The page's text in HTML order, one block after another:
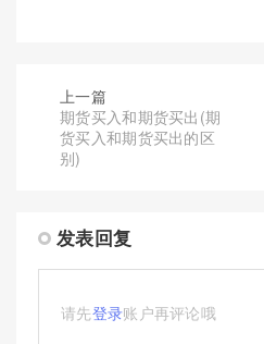
上一篇
期货买入和期货买出(期
货买入和期货买出的区
别)
发表回复
请先登录账户再评论哦